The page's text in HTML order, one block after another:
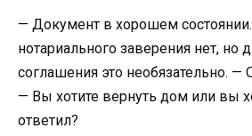
— Документ в хорошем
нотариального заверения нет, но
соглашения это необязательно. —
— Вы хотите вернуть дом или вы
ответил?